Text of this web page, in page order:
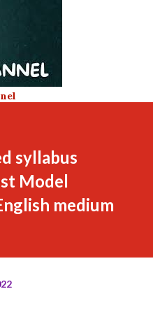
syllabus
Model
medium